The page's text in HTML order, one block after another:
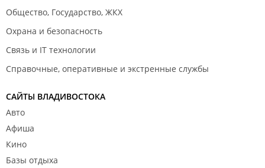
Общество, Государство, ЖКХ
Охрана и безопасность
Связь и IT технологии
Справочные, оперативные и экстренные службы
САЙТЫ ВЛАДИВОСТОКА
Авто
Афиша
Кино
Базы отдыха